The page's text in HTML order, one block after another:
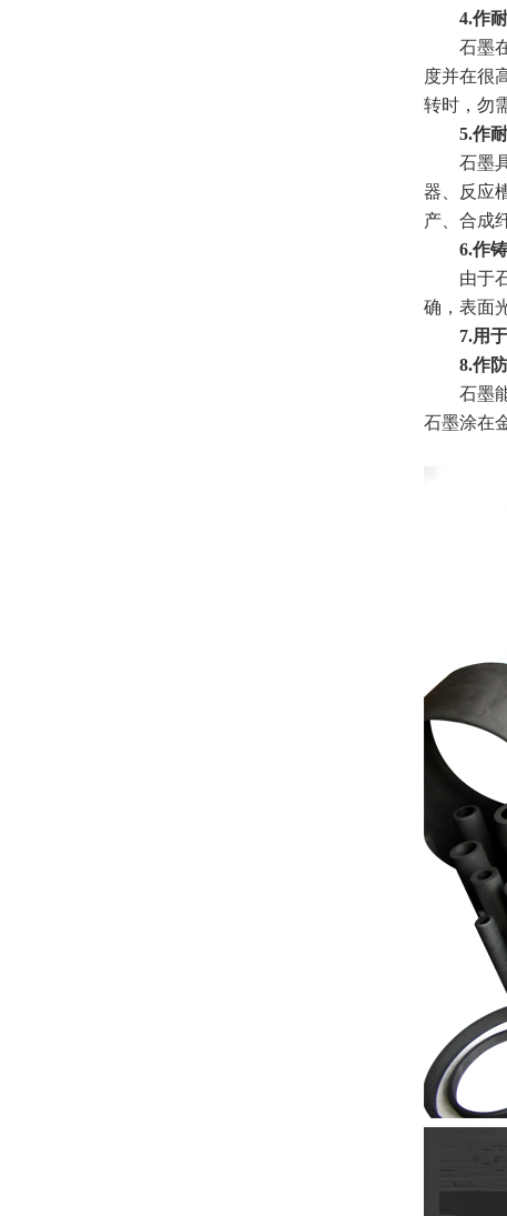
4.作耐
石墨在
度并在很
转时，勿
5.作耐
石墨具
器、反应
产、合成
6.作铸
由于石
确，表面
7.用于
8.作防
石墨能
石墨涂在